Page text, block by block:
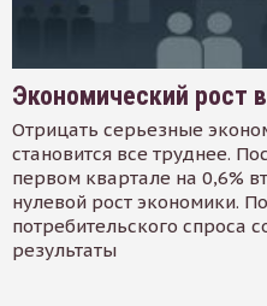
Экономический рост
Отрицать серьезные
становится все труднее.
первом квартале на 0,6%
нулевой рост экономики.
потребительского спроса
результаты